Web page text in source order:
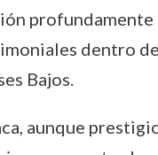
dentro
Bajos.
aunque